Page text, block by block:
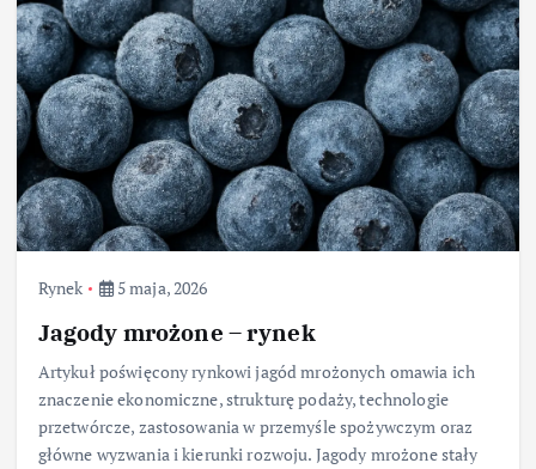
Rynek 5 maja, 2026
Jagody mrożone – rynek
Artykuł poświęcony rynkowi jagód mrożonych omawia ich
znaczenie ekonomiczne, strukturę podaży, technologie
przetwórcze, zastosowania w przemyśle spożywczym oraz
główne wyzwania i kierunki rozwoju. Jagody mrożone stały